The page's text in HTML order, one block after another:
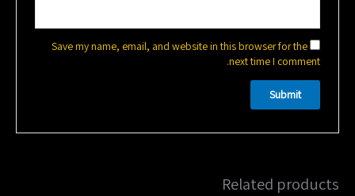
Save my name, email, and website in this browser for the
next time I comment.
Related products